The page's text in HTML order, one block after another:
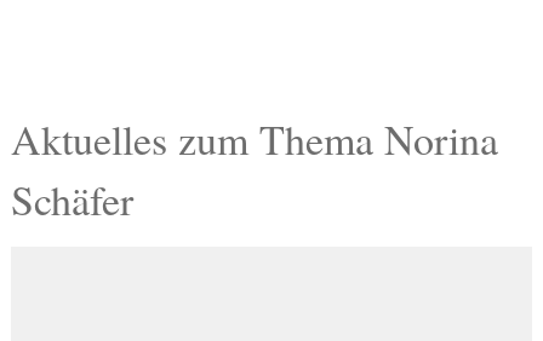
Gesundheit
Kultur
Aktuelles zum Thema Norina
Schäfer